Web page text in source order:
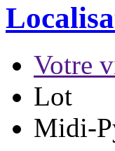
Votre
Lot
Midi-